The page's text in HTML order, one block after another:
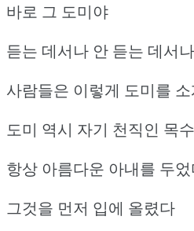
바로 그 도미야
듣는 데서나 안 듣는 데서나
사람들은 이렇게 도미를
도미 역시 자기 천직인 목
항상 아름다운 아내를 두
그것을 먼저 입에 올렸다